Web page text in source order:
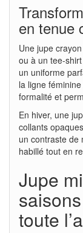
en tenue
Une jupe
ou à un tee-
un uniforme
la ligne
formalité et
En hiver, une
collants
un contraste de
habillé tout en
Jupe
toute